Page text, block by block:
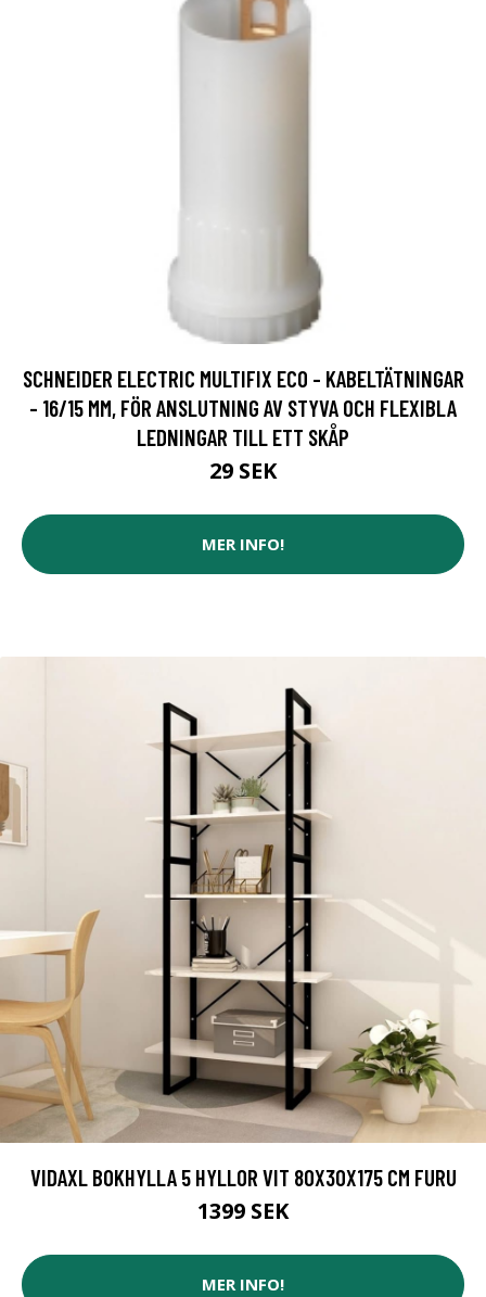
SCHNEIDER ELECTRIC MULTIFIX ECO - KABELTÄTNINGAR
- 16/15 MM, FÖR ANSLUTNING AV STYVA OCH FLEXIBLA
LEDNINGAR TILL ETT SKÅP
29 SEK
MER INFO!
VIDAXL BOKHYLLA 5 HYLLOR VIT 80X30X175 CM FURU
1399 SEK
MER INFO!